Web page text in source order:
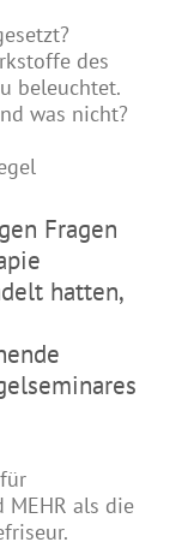
des
beleuchtet.
was nicht?
Fragen
hatten,
als die